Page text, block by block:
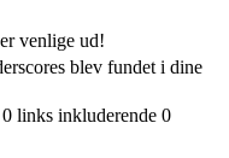
venlige ud!
blev fundet i dine
links inkluderende 0